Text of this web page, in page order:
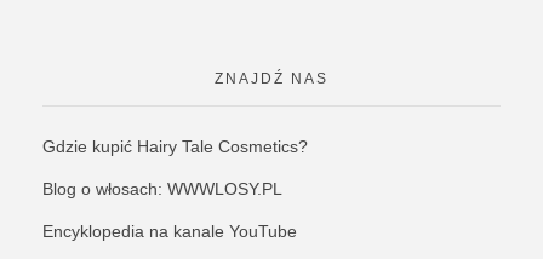
ZNAJDŹ NAS
Gdzie kupić Hairy Tale Cosmetics?
Blog o włosach: WWWLOSY.PL
Encyklopedia na kanale YouTube